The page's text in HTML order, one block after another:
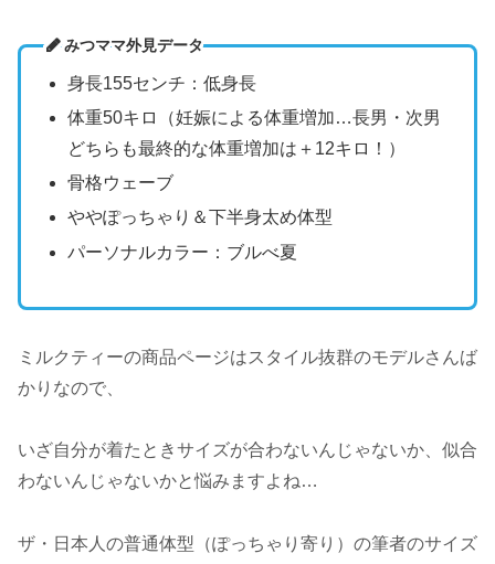
みつママ外見データ
身長155センチ：低身長
体重50キロ（妊娠による体重増加…長男・次男
どちらも最終的な体重増加は＋12キロ！）
骨格ウェーブ
ややぽっちゃり＆下半身太め体型
パーソナルカラー：ブルべ夏
ミルクティーの商品ページはスタイル抜群のモデルさんば
かりなので、
いざ自分が着たときサイズが合わないんじゃないか、似合
わないんじゃないかと悩みますよね…
ザ・日本人の普通体型（ぽっちゃり寄り）の筆者のサイズ